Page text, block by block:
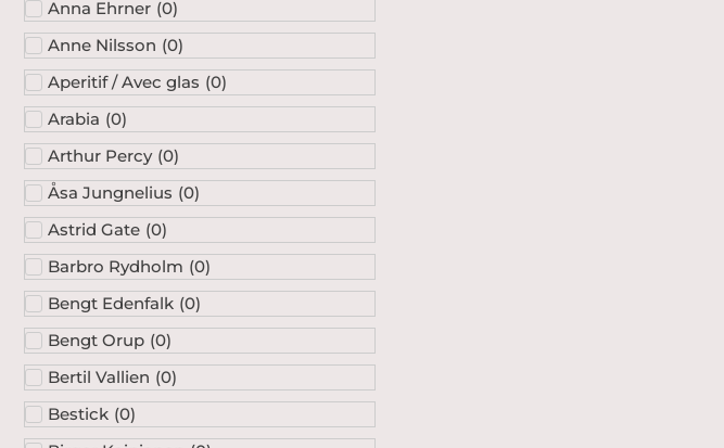
Anna Ehrner (0)
Anne Nilsson (0)
Aperitif / Avec glas (0)
Arabia (0)
Arthur Percy (0)
Åsa Jungnelius (0)
Astrid Gate (0)
Barbro Rydholm (0)
Bengt Edenfalk (0)
Bengt Orup (0)
Bertil Vallien (0)
Bestick (0)